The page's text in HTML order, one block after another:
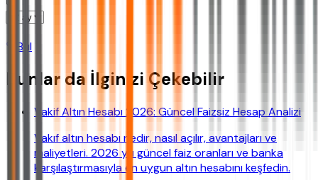
Bul
Bunlar da İlginizi Çekebilir
Vakif Altın Hesabı 2026: Güncel Faizsiz Hesap Analizi
Vakıf altın hesabı nedir, nasıl açılır, avantajları ve
maliyetleri. 2026 yılı güncel faiz oranları ve banka
karşılaştırmasıyla en uygun altın hesabını keşfedin.